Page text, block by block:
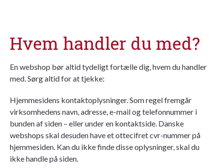
Hvem handler du med?
En webshop bør altid tydeligt fortælle dig, hvem du handler
med. Sørg altid for at tjekke:
Hjemmesidens kontaktoplysninger. Som regel fremgår
virksomhedens navn, adresse, e-mail og telefonnummer i
bunden af siden – eller under en kontaktside. Danske
webshops skal desuden have et ottecifret cvr-nummer på
hjemmesiden. Kan du ikke finde disse oplysninger, skal du
ikke handle på siden.